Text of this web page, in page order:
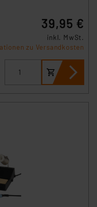
39,95 €
inkl. MwSt.
zu Versandkosten